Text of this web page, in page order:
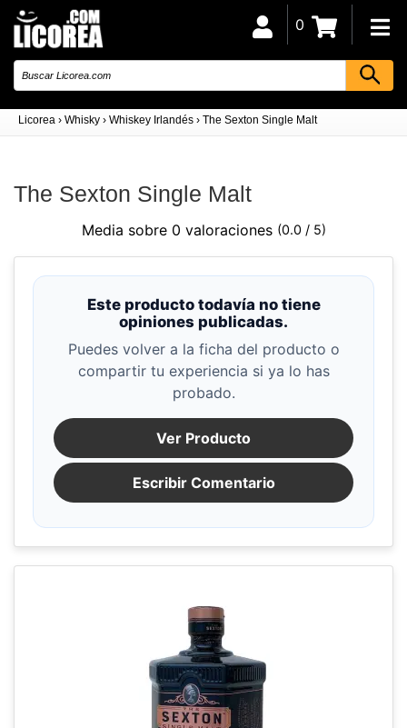
Licorea › Whisky › Whiskey Irlandés › The Sexton Single Malt
0
The Sexton Single Malt
Media sobre 0 valoraciones (0.0 / 5)
Este producto todavía no tiene
opiniones publicadas.
Puedes volver a la ficha del producto o
compartir tu experiencia si ya lo has
probado.
Ver Producto
Escribir Comentario